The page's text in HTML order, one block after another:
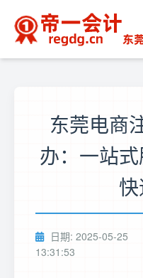
东莞电商
办：一站
日期: 2025-05-25
13:31:53